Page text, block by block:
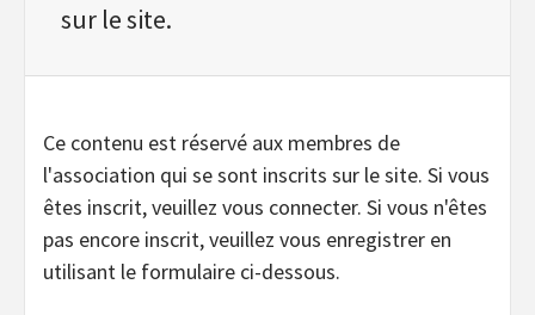
sur le site.
Ce contenu est réservé aux membres de
l'association qui se sont inscrits sur le site. Si vous
êtes inscrit, veuillez vous connecter. Si vous n'êtes
pas encore inscrit, veuillez vous enregistrer en
utilisant le formulaire ci-dessous.